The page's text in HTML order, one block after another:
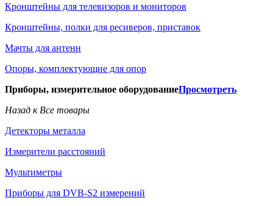
Кронштейны для телевизоров и мониторов
Кронштейны, полки для ресиверов, приставок
Мачты для антенн
Опоры, комплектующие для опор
Приборы, измерительное оборудованиеПросмотреть
Назад к Все товары
Детекторы металла
Измерители расстояний
Мультиметры
Приборы для DVB-S2 измерений